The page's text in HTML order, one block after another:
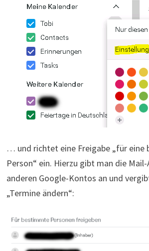
… und richtet eine Freigabe „für eine
Person“ ein. Hierzu gibt man die
anderen Google-Kontos an und
„Termine ändern“: